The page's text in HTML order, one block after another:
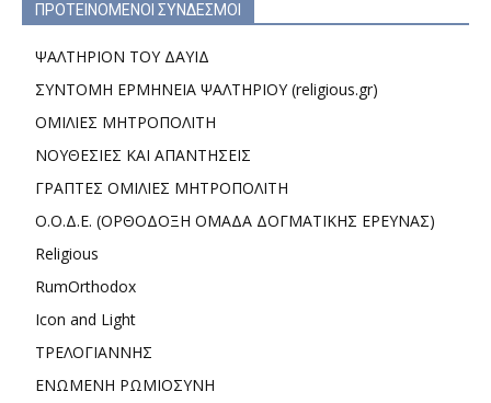
ΠΡΟΤΕΙΝΟΜΕΝΟΙ ΣΥΝΔΕΣΜΟΙ
ΨΑΛΤΗΡΙΟΝ ΤΟΥ ΔΑΥΙΔ
ΣΥΝΤΟΜΗ ΕΡΜΗΝΕΙΑ ΨΑΛΤΗΡΙΟΥ (religious.gr)
ΟΜΙΛΙΕΣ ΜΗΤΡΟΠΟΛΙΤΗ
ΝΟΥΘΕΣΙΕΣ ΚΑΙ ΑΠΑΝΤΗΣΕΙΣ
ΓΡΑΠΤΕΣ ΟΜΙΛΙΕΣ ΜΗΤΡΟΠΟΛΙΤΗ
Ο.Ο.Δ.Ε. (ΟΡΘΟΔΟΞΗ ΟΜΑΔΑ ΔΟΓΜΑΤΙΚΗΣ ΕΡΕΥΝΑΣ)
Religious
RumOrthodox
Icon and Light
ΤΡΕΛΟΓΙΑΝΝΗΣ
ΕΝΩΜΕΝΗ ΡΩΜΙΟΣΥΝΗ